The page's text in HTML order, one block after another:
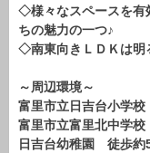
◇様々なスペースを有
ちの魅力の一つ♪
◇南東向きＬＤＫは明
～周辺環境～
富里市立日吉台小学
富里市立富里北中学
日吉台幼稚園 徒歩約
物件検索
エリアから探す
路線から探す
中古一戸建